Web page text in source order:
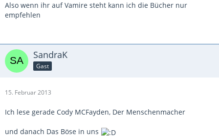
Also wenn ihr auf Vamire steht kann ich die Bücher nur
empfehlen
SandraK
Gast
15. Februar 2013
Ich lese gerade Cody MCFayden, Der Menschenmacher
und danach Das Böse in uns